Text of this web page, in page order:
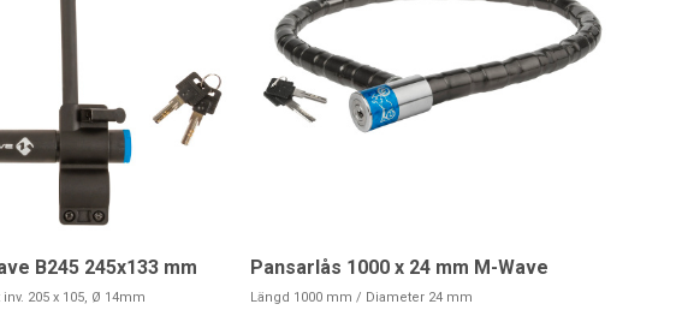
B245 245x133 mm
205 x 105, Ø 14mm
Pansarlås 1000 x 24 mm M-Wave
Längd 1000 mm / Diameter 24 mm